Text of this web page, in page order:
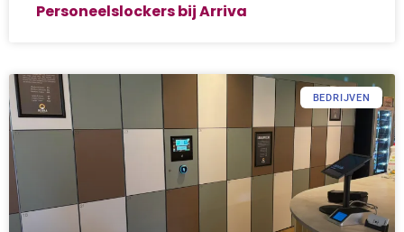
Personeelslockers bij Arriva
BEDRIJVEN